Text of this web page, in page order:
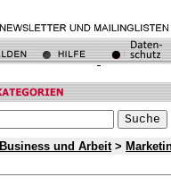
Business und Arbeit>